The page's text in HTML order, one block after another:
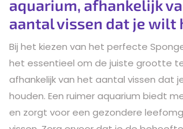
aquarium, afhankelijk
aantal vissen dat je wilt
Bij het kiezen van het perfecte
het essentieel om de juiste grootte
afhankelijk van het aantal vissen dat
houden. Een ruimer aquarium biedt
en zorgt voor een gezondere